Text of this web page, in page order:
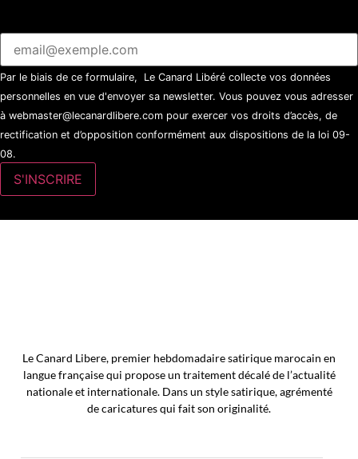
Par le biais de ce formulaire, Le Canard Libéré collecte vos données
personnelles en vue d'envoyer sa newsletter. Vous pouvez vous adresser
à webmaster@lecanardlibere.com pour exercer vos droits d’accès, de
rectification et d’opposition conformément aux dispositions de la loi 09-
08.
Le Canard Libere, premier hebdomadaire satirique marocain en
langue française qui propose un traitement décalé de l’actualité
nationale et internationale. Dans un style satirique, agrémenté
de caricatures qui fait son originalité.